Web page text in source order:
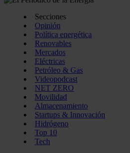
Secciones
Opinión
Política energética
Renovables
Mercados
Eléctricas
Petróleo & Gas
Videopodcast
NET ZERO
Movilidad
Almacenamiento
Startups & Innovación
Hidrógeno
Top 10
Tech